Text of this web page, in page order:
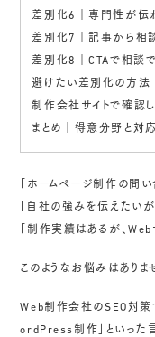
差別化6｜専門性が伝
差別化7｜記事から相
差別化8｜CTAで相談
避けたい差別化の方法
制作会社サイトで確認し
まとめ｜得意分野と対
「ホームページ制作の問
「自社の強みを伝えたい
「制作実績はあるが、
このようなお悩みはありま
Web制作会社のSEO対策で
ordPress制作」といった